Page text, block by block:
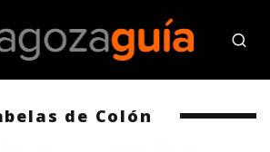
de Colón